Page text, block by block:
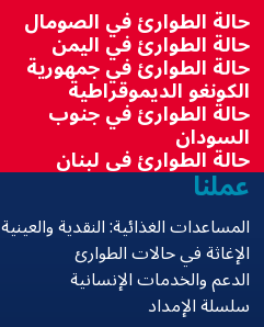
حالة الطوارئ في الصومال
حالة الطوارئ في اليمن
حالة الطوارئ في جمهورية
الكونغو الديموقراطية
حالة الطوارئ في جنوب
السودان
حالة الطوارئ في لبنان
عملنا
المساعدات الغذائية: النقدية والعينية
الإغاثة في حالات الطوارئ
الدعم والخدمات الإنسانية
سلسلة الإمداد